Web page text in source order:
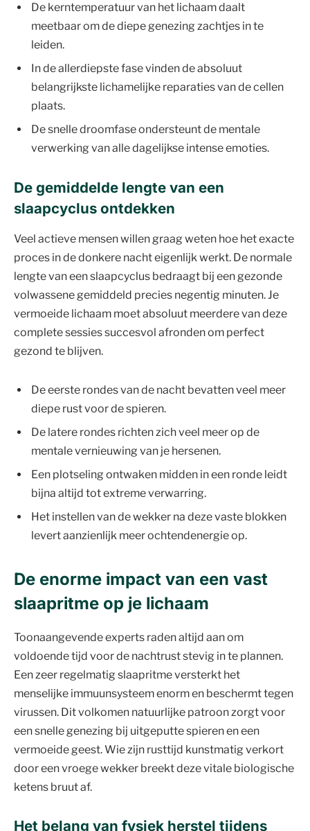
De kerntemperatuur van het lichaam daalt
meetbaar om de diepe genezing zachtjes in te
leiden.
In de allerdiepste fase vinden de absoluut
belangrijkste lichamelijke reparaties van de cellen
plaats.
De snelle droomfase ondersteunt de mentale
verwerking van alle dagelijkse intense emoties.
De gemiddelde lengte van een
slaapcyclus ontdekken
Veel actieve mensen willen graag weten hoe het exacte
proces in de donkere nacht eigenlijk werkt. De normale
lengte van een slaapcyclus bedraagt bij een gezonde
volwassene gemiddeld precies negentig minuten. Je
vermoeide lichaam moet absoluut meerdere van deze
complete sessies succesvol afronden om perfect
gezond te blijven.
De eerste rondes van de nacht bevatten veel meer
diepe rust voor de spieren.
De latere rondes richten zich veel meer op de
mentale vernieuwing van je hersenen.
Een plotseling ontwaken midden in een ronde leidt
bijna altijd tot extreme verwarring.
Het instellen van de wekker na deze vaste blokken
levert aanzienlijk meer ochtendenergie op.
De enorme impact van een vast
slaapritme op je lichaam
Toonaangevende experts raden altijd aan om
voldoende tijd voor de nachtrust stevig in te plannen.
Een zeer regelmatig slaapritme versterkt het
menselijke immuunsysteem enorm en beschermt tegen
virussen. Dit volkomen natuurlijke patroon zorgt voor
een snelle genezing bij uitgeputte spieren en een
vermoeide geest. Wie zijn rusttijd kunstmatig verkort
door een vroege wekker breekt deze vitale biologische
ketens bruut af.
Het belang van fysiek herstel tijdens